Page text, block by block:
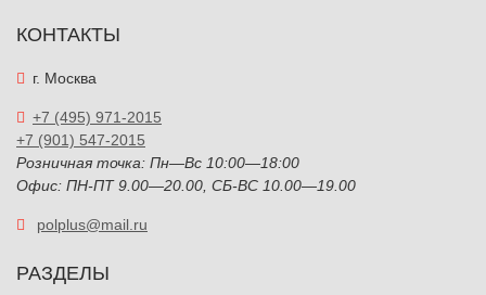
КОНТАКТЫ
г. Москва
+7 (495) 971-2015
+7 (901) 547-2015
Розничная точка: Пн—Вс 10:00—18:00
Офис: ПН-ПТ 9.00—20.00, СБ-ВС 10.00—19.00
polplus@mail.ru
РАЗДЕЛЫ